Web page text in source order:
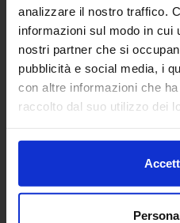
analizzare il nostro traffico.
informazioni sul modo in cui
nostri partner che si
pubblicità e social media, i
con altre informazioni che
raccolto dal suo utilizzo dei
+ 39
Progetto